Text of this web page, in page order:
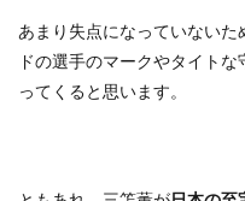
あまり失点になっていない
ドの選手のマークやタイト
ってくると思います。